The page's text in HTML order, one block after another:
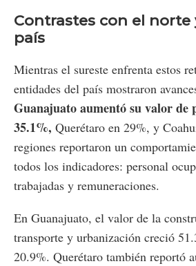
Contrastes con el norte
país
Mientras el sureste enfrenta estos
entidades del país mostraron
Guanajuato aumentó su valor de
35.1%, Querétaro en 29%, y
regiones reportaron un
todos los indicadores: personal
trabajadas y remuneraciones.
En Guanajuato, el valor de la
transporte y urbanización creció
20.9%. Querétaro también reportó